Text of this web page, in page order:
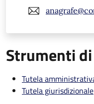
Strumenti
Tutela
Tutela giurisdizionale